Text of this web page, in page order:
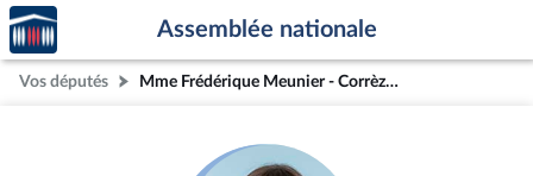
Aller au contenu
Aller en bas de la page
Accèder
à la
page
d'accueil
Assemblée nationale
Vos députés Mme Frédérique Meunier - Corrèze (2e circonscription)